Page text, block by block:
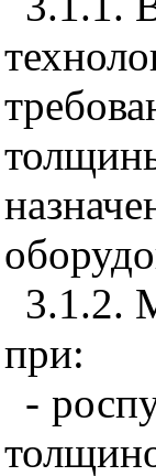
3.1.2.
при:
-